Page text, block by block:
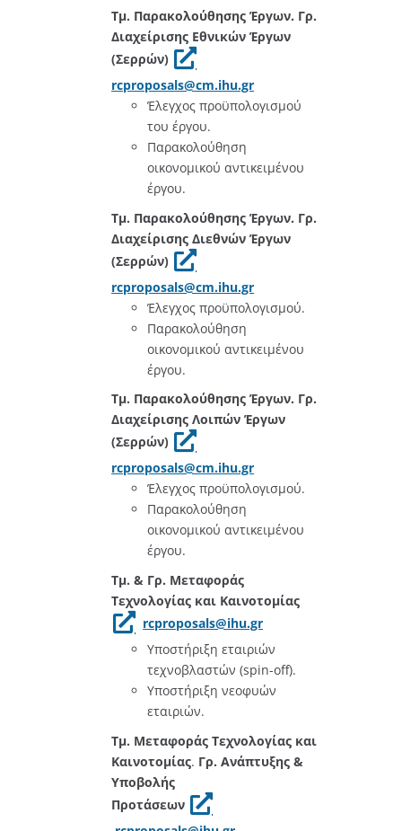
Τμ. Παρακολούθησης Έργων. Γρ.
Διαχείρισης Εθνικών Έργων
(Σερρών)
rcproposals@cm.ihu.gr
Έλεγχος προϋπολογισμού
του έργου.
Παρακολούθηση
οικονομικού αντικειμένου
έργου.
Τμ. Παρακολούθησης Έργων. Γρ.
Διαχείρισης Διεθνών Έργων
(Σερρών)
rcproposals@cm.ihu.gr
Έλεγχος προϋπολογισμού.
Παρακολούθηση
οικονομικού αντικειμένου
έργου.
Τμ. Παρακολούθησης Έργων. Γρ.
Διαχείρισης Λοιπών Έργων
(Σερρών)
rcproposals@cm.ihu.gr
Έλεγχος προϋπολογισμού.
Παρακολούθηση
οικονομικού αντικειμένου
έργου.
Τμ. & Γρ. Μεταφοράς
Τεχνολογίας και Καινοτομίας
rcproposals@ihu.gr
Υποστήριξη εταιριών
τεχνοβλαστών (spin-off).
Υποστήριξη νεοφυών
εταιριών.
Τμ. Μεταφοράς Τεχνολογίας και
Καινοτομίας. Γρ. Ανάπτυξης &
Υποβολής
Προτάσεων